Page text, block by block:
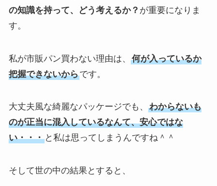
の知識を持って、どう考えるか？ が重要になりま
す。
私が市販パン買わない理由は、 何が入っているか
把握できないからです。
大丈夫風な綺麗なパッケージでも、 わからないも
のが正当に混入しているなんて、安心ではな
い・・・と私は思ってしまうんですね＾＾
そして世の中の結果とすると、